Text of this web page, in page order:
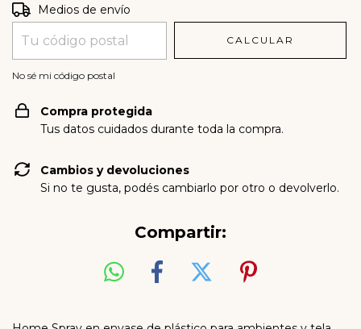
Entregas para el CP:
Medios de envío
CALCULAR
No sé mi código postal
Compra protegida
Tus datos cuidados durante toda la compra.
Cambios y devoluciones
Si no te gusta, podés cambiarlo por otro o devolverlo.
Compartir: